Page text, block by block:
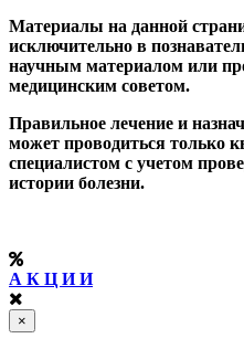
Материалы на данной
исключительно в
научным материалом или
медицинским советом.
Правильное лечение и
может проводиться только
специалистом с учетом
истории болезни.
А К Ц И И
×